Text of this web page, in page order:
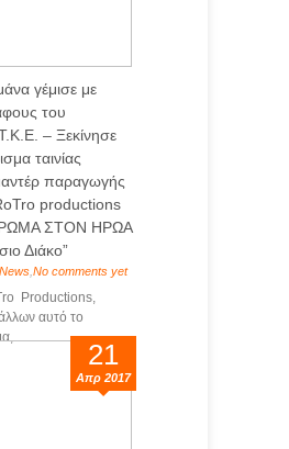
γέμισε με
του
– Ξεκίνησε
ταινίας
παραγωγής
productions
ΣΤΟΝ ΗΡΩΑ
Διάκο”
No comments yet
Productions,
αυτό το
...
21
Απρ 2017